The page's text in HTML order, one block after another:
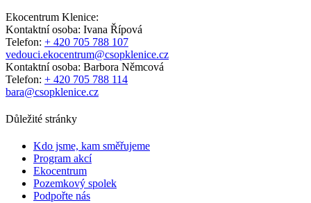
Ekocentrum Klenice:
Kontaktní osoba: Ivana Řípová
Telefon: + 420 705 788 107
vedouci.ekocentrum@csopklenice.cz
Kontaktní osoba: Barbora Němcová
Telefon: + 420 705 788 114
bara@csopklenice.cz
Důležité stránky
Kdo jsme, kam směřujeme
Program akcí
Ekocentrum
Pozemkový spolek
Podpořte nás